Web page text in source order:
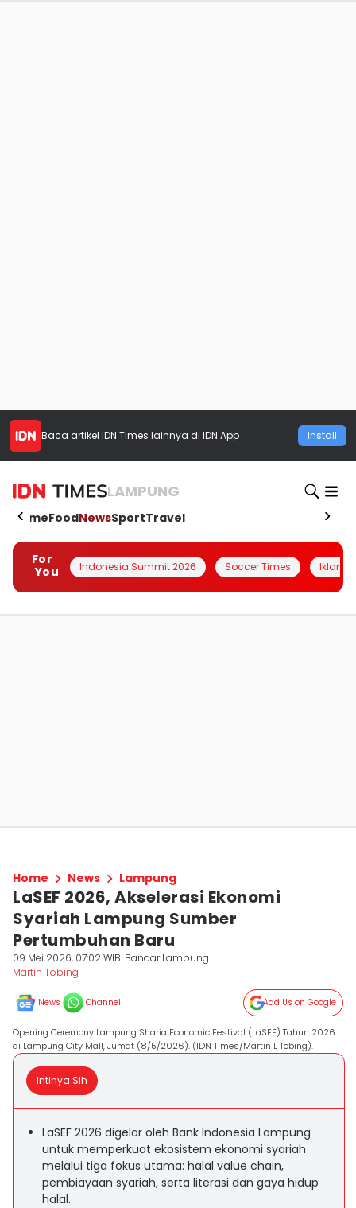
Baca artikel IDN Times lainnya di IDN App Install
LAMPUNG
HomeFoodNewsSportTravel
For
You
Indonesia Summit 2026 Soccer Times Iklanin
Home News Lampung
LaSEF 2026, Akselerasi Ekonomi
Syariah Lampung Sumber
Pertumbuhan Baru
09 Mei 2026, 07:02 WIB Bandar Lampung
Martin Tobing
News Channel Add Us on Google
Opening Ceremony Lampung Sharia Economic Festival (LaSEF) Tahun 2026
di Lampung City Mall, Jumat (8/5/2026). (IDN Times/Martin L Tobing).
Intinya Sih
LaSEF 2026 digelar oleh Bank Indonesia Lampung
untuk memperkuat ekosistem ekonomi syariah
melalui tiga fokus utama: halal value chain,
pembiayaan syariah, serta literasi dan gaya hidup
halal.